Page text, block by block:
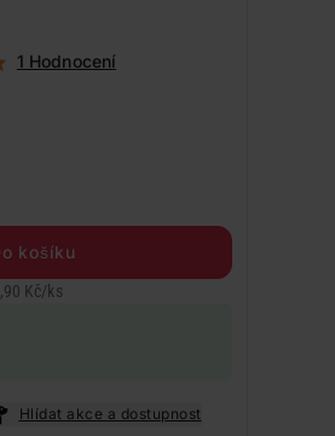
1 Hodnocení
košíku
Kč/ks
Hlídat akce a dostupnost